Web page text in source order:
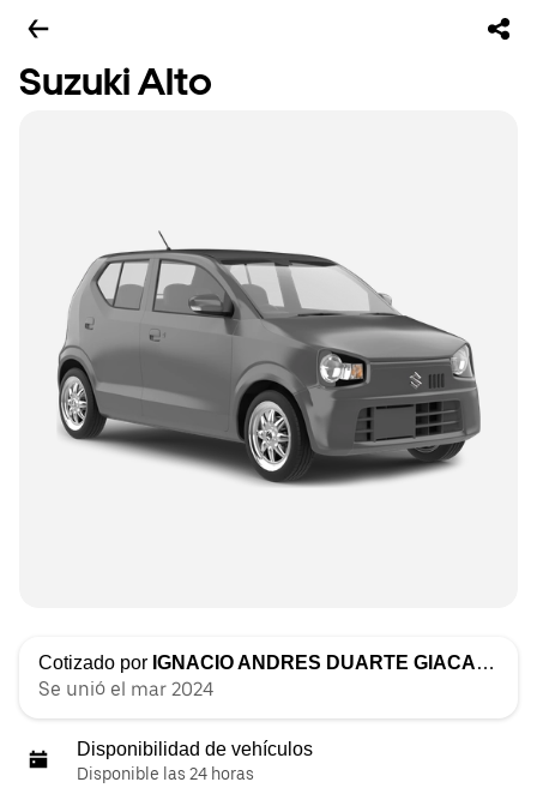
Suzuki Alto
Cotizado por IGNACIO ANDRES DUARTE GIACAMAN
Se unió el mar 2024
Disponibilidad de vehículos
Disponible las 24 horas